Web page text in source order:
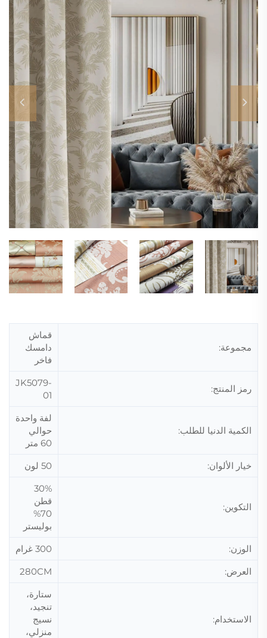
مجموعة:
قماش
دامسك
فاخر
رمز المنتج:
JK5079-
01
الكمية الدنيا للطلب:
لفة واحدة
حوالي
60 متر
خيار الألوان:
50 لون
التكوين:
30%
قطن
70%
بوليستر
الوزن:
300 غرام
العرض:
280CM
الاستخدام:
ستارة،
تنجيد،
نسيج
منزلي،